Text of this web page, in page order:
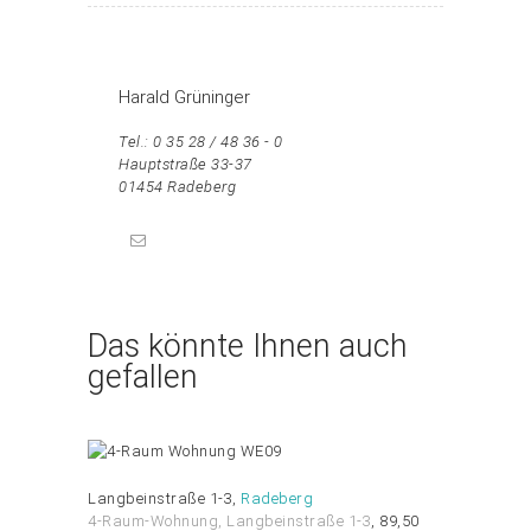
Harald Grüninger
Tel.: 0 35 28 / 48 36 - 0
Hauptstraße 33-37
01454 Radeberg
Das könnte Ihnen auch
gefallen
Langbeinstraße 1-3 Radeberg
4-Raum-Wohnung, Langbeinstraße 1-3 89,50